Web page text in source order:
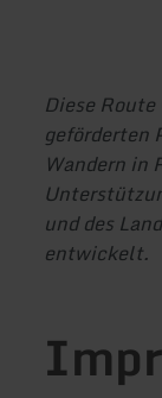
Diese
geförderten
Wandern in
und des
entwickelt.